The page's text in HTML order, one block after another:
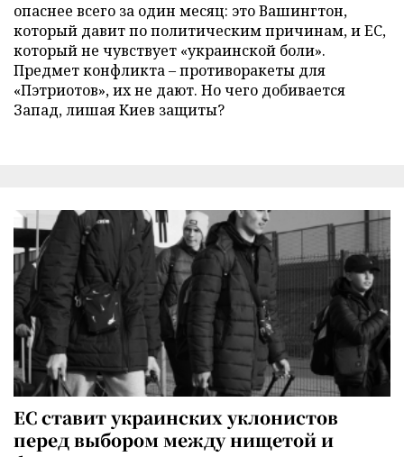
опаснее всего за один месяц: это Вашингтон,
который давит по политическим причинам, и ЕС,
который не чувствует «украинской боли».
Предмет конфликта – противоракеты для
«Пэтриотов», их не дают. Но чего добивается
Запад, лишая Киев защиты?
ЕС ставит украинских уклонистов
перед выбором между нищетой и